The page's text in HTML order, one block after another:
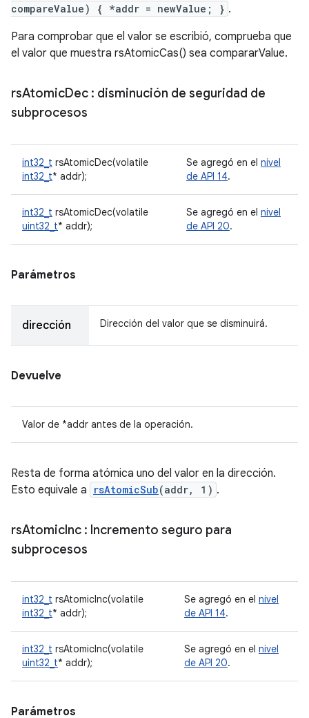
compareValue) { *addr = newValue; } .
Para comprobar que el valor se escribió, comprueba que
el valor que muestra rsAtomicCas() sea compararValue.
rsAtomicDec : disminución de seguridad de
subprocesos
int32_t rsAtomicDec(volatile
int32_t* addr);
Se agregó en el nivel
de API 14.
int32_t rsAtomicDec(volatile
uint32_t* addr);
Se agregó en el nivel
de API 20.
Parámetros
dirección Dirección del valor que se disminuirá.
Devuelve
Valor de *addr antes de la operación.
Resta de forma atómica uno del valor en la dirección.
Esto equivale a
rsAtomicSub(addr, 1) .
rsAtomic Inc : Incremento seguro para
subprocesos
int32_t rsAtomicInc(volatile
int32_t* addr);
Se agregó en el nivel
de API 14.
int32_t rsAtomicInc(volatile
uint32_t* addr);
Se agregó en el nivel
de API 20.
Parámetros